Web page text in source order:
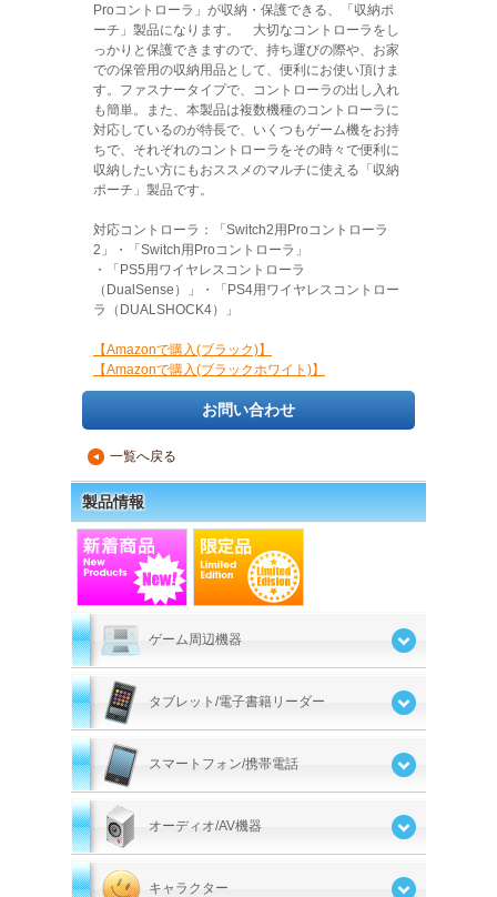
Proコントローラ」が収納・保護できる、「収納ポ
ーチ」製品になります。 大切なコントローラをし
っかりと保護できますので、持ち運びの際や、お家
での保管用の収納用品として、便利にお使い頂けま
す。ファスナータイプで、コントローラの出し入れ
も簡単。また、本製品は複数機種のコントローラに
対応しているのが特長で、いくつもゲーム機をお持
ちで、それぞれのコントローラをその時々で便利に
収納したい方にもおススメのマルチに使える「収納
ポーチ」製品です。
対応コントローラ：「Switch2用Proコントローラ
2」・「Switch用Proコントローラ」
・「PS5用ワイヤレスコントローラ
（DualSense）」・「PS4用ワイヤレスコントロー
ラ（DUALSHOCK4）」
【Amazonで購入(ブラック)】
【Amazonで購入(ブラックホワイト)】
お問い合わせ
▲ 一覧へ戻る
製品情報
ゲーム周辺機器
タブレット/電子書籍リーダー
スマートフォン/携帯電話
オーディオ/AV機器
キャラクター